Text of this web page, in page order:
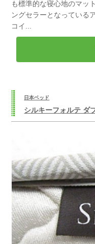
も標準的な寝心地のマッ
ングセラーとなっている
コイ...
日本ベッド
シルキーフォルテ ダ